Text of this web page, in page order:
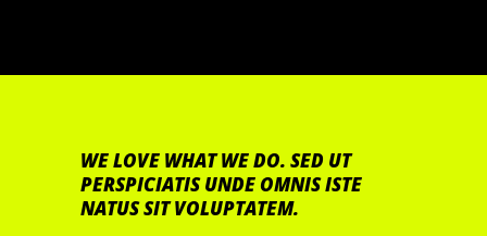
WE LOVE WHAT WE DO. SED UT
PERSPICIATIS UNDE OMNIS ISTE
NATUS SIT VOLUPTATEM.